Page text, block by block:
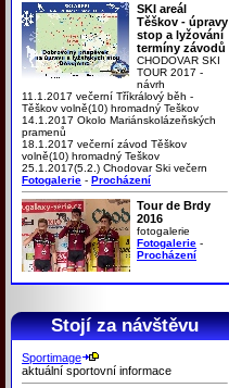
SKI areál
Těškov - úpravy
stop a lyžování
termíny závodů
CHODOVAR SKI
TOUR 2017 -
návrh
11.1.2017 večerní Tříkrálový běh -
Těškov volně(10) hromadný Teškov
14.1.2017 Okolo Mariánskolázeňských
pramenů
18.1.2017 večerní závod Těškov
volně(10) hromadný Teškov
25.1.2017(5.2.) Chodovar Ski večern
Fotogalerie - Procházení
Tour de Brdy
2016
fotogalerie
Fotogalerie -
Procházení
Stojí za návštěvu
Sportimage
aktuální sportovní informace